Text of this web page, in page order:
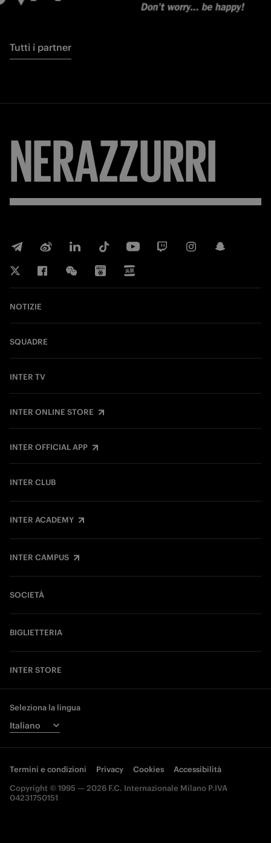
Tutti i partner
NERAZZURRI
NOTIZIE
SQUADRE
INTER TV
INTER ONLINE STORE
INTER OFFICIAL APP
INTER CLUB
INTER ACADEMY
INTER CAMPUS
SOCIETÀ
BIGLIETTERIA
INTER STORE
Seleziona la lingua
Termini e condizioni Privacy Cookies
Accessibilità
Copyright © 1995 — 2026 F.C. Internazionale Milano P.IVA
04231750151